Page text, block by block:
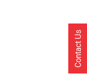
Contact Us